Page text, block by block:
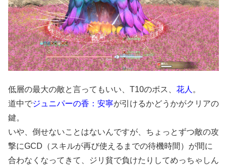
低層の最大の敵と言ってもいい、T10のボス、 花人 。
道中でジュニパーの香：安寧が引けるかどうかがクリアの
鍵。
いや、倒せないことはないんですが、ちょっとずつ敵の攻
撃にGCD（スキルが再び使えるまでの待機時間）が間に
合わなくなってきて、ジリ貧で負けたりしてめっちゃしん